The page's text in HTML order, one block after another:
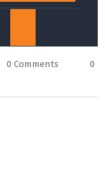
0 Comments
0